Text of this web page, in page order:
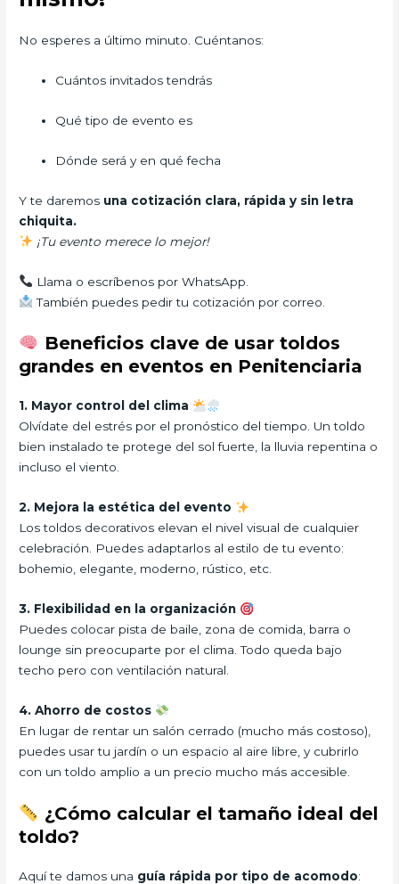
No esperes a último minuto. Cuéntanos:
Cuántos invitados tendrás
Qué tipo de evento es
Dónde será y en qué fecha
Y te daremos una cotización clara, rápida y sin letra
chiquita.
¡Tu evento merece lo mejor!
Llama o escríbenos por WhatsApp.
También puedes pedir tu cotización por correo.
Beneficios clave de usar toldos
grandes en eventos en Penitenciaria
1. Mayor control del clima
Olvídate del estrés por el pronóstico del tiempo. Un toldo
bien instalado te protege del sol fuerte, la lluvia repentina o
incluso el viento.
2. Mejora la estética del evento
Los toldos decorativos elevan el nivel visual de cualquier
celebración. Puedes adaptarlos al estilo de tu evento:
bohemio, elegante, moderno, rústico, etc.
3. Flexibilidad en la organización
Puedes colocar pista de baile, zona de comida, barra o
lounge sin preocuparte por el clima. Todo queda bajo
techo pero con ventilación natural.
4. Ahorro de costos
En lugar de rentar un salón cerrado (mucho más costoso),
puedes usar tu jardín o un espacio al aire libre, y cubrirlo
con un toldo amplio a un precio mucho más accesible.
¿Cómo calcular el tamaño ideal del
toldo?
Aquí te damos una guía rápida por tipo de acomodo: